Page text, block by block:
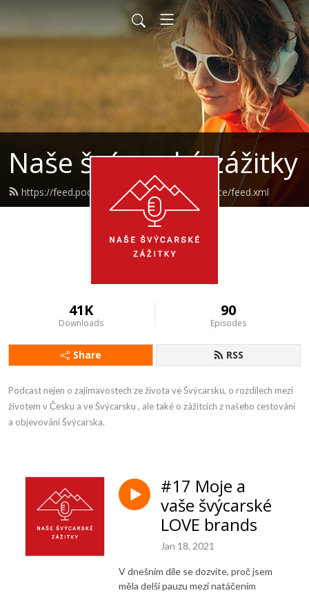
Naše švýcarské zážitky
https://feed.podbean.com/ourswissexperience/feed.xml
41K
Downloads
90
Episodes
Share RSS
Podcast nejen o zajímavostech ze života ve Švýcarsku, o rozdílech mezi
životem v Česku a ve Švýcarsku , ale také o zážitcích z našeho cestování
a objevování Švýcarska.
#17 Moje a
vaše švýcarské
LOVE brands
Jan 18, 2021
V dnešním díle se dozvíte, proč jsem
měla delší pauzu mezi natáčením